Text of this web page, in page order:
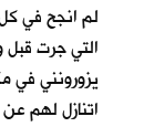
لم انجح في كل
التي جرت قبل
يزورونني في
اتنازل لهم